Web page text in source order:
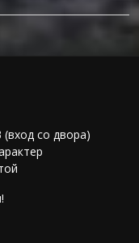
(вход со двора)